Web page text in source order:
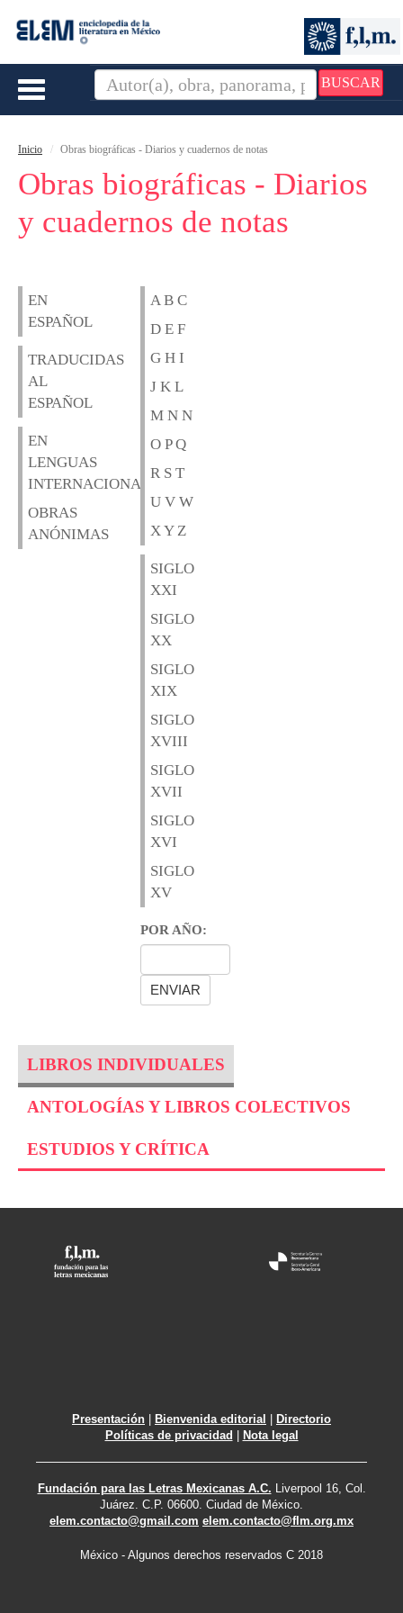
BUSCAR
Toggle
Inicio Obras biográficas - Diarios y cuadernos de notas
Obras biográficas - Diarios
y cuadernos de notas
EN
ESPAÑOL
TRADUCIDAS
AL
ESPAÑOL
EN
LENGUAS
INTERNACIONALES
OBRAS
ANÓNIMAS
A B C
D E F
G H I
J K L
M N N
O P Q
R S T
U V W
X Y Z
SIGLO
XXI
SIGLO
XX
SIGLO
XIX
SIGLO
XVIII
SIGLO
XVII
SIGLO
XVI
SIGLO
XV
POR AÑO:
LIBROS INDIVIDUALES
ANTOLOGÍAS Y LIBROS COLECTIVOS
ESTUDIOS Y CRÍTICA
Presentación | Bienvenida editorial | Directorio
Políticas de privacidad | Nota legal
Fundación para las Letras Mexicanas A.C. Liverpool 16, Col.
Juárez. C.P. 06600. Ciudad de México.
elem.contacto@gmail.com elem.contacto@flm.org.mx
México - Algunos derechos reservados C 2018